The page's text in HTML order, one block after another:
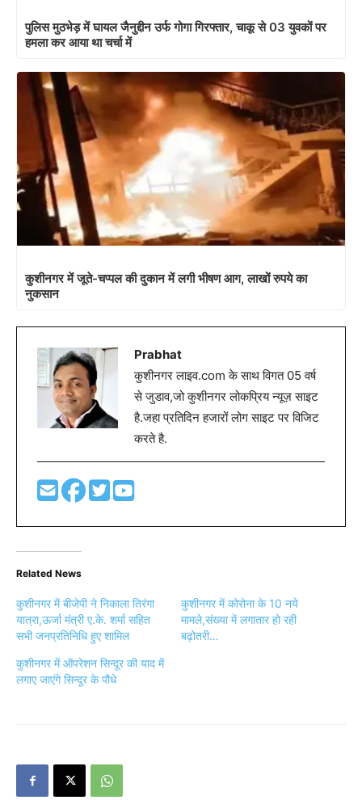
पुलिस मुठभेड़ में घायल जैनुद्दीन उर्फ गोगा गिरफ्तार, चाकू से 03 युवकों पर
हमला कर आया था चर्चा में
कुशीनगर में जूते-चप्पल की दुकान में लगी भीषण आग, लाखों रुपये का
नुकसान
Prabhat
कुशीनगर लाइव.com के साथ विगत 05 वर्ष
से जुडाव,जो कुशीनगर लोकप्रिय न्यूज़ साइट
है.जहा प्रतिदिन हजारों लोग साइट पर विजिट
करते है.
Related News
कुशीनगर में बीजेपी ने निकाला तिरंगा
यात्रा,ऊर्जा मंत्री ए.के. शर्मा सहित
सभी जनप्रतिनिधि हुए शामिल
कुशीनगर में कोरोना के 10 नये
मामले,संख्या में लगातार हो रही
बढ़ोतरी…
कुशीनगर में ऑपरेशन सिन्दूर की याद में
लगाए जाएंगे सिन्दूर के पौधे